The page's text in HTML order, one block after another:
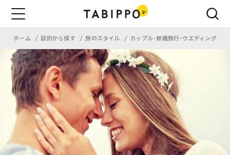
ホーム 目的から探す 旅のスタイル カップル・新婚旅行・ウエディング